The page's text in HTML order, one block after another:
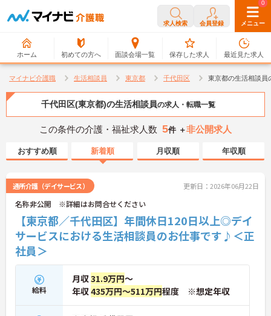
求人検索 会員登録 メニュー
ホーム 初めての方へ 面談会場一覧
0
保存した求人
0
最近見た求人
マイナビ介護職 生活相談員 東京都 千代田区 東京都の生活相談員
千代田区(東京都)の生活相談員の求人・転職一覧
この条件の介護・福祉求人数 5件 ＋非公開求人
おすすめ順 新着順 月収順 年収順
通所介護（デイサービス） 更新日：2026年06月22日
名称非公開 ※詳細はお問合せください
【東京都／千代田区】年間休日120日以上◎デイ
サービスにおける生活相談員のお仕事です♪＜正
社員＞
給料
月収31.9万円～
年収435万円～511万円程度 ※想定年収